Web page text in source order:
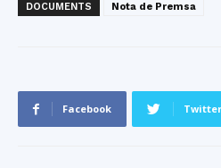
DOCUMENTS Nota de Premsa
Facebook Twitter